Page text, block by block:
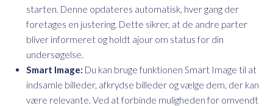
starten. Denne opdateres automatisk, hver gang der
foretages en justering. Dette sikrer, at de andre parter
bliver informeret og holdt ajour om status for din
undersøgelse.
Smart Image: Du kan bruge funktionen Smart Image til at
indsamle billeder, afkrydse billeder og vælge dem, der kan
være relevante. Ved at forbinde muligheden for omvendt